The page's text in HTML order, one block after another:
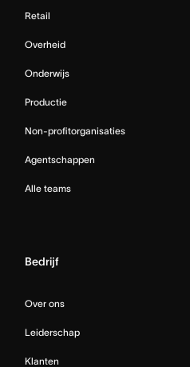
Retail
Overheid
Onderwijs
Productie
Non-profitorganisaties
Agentschappen
Alle teams
Bedrijf
Over ons
Leiderschap
Klanten